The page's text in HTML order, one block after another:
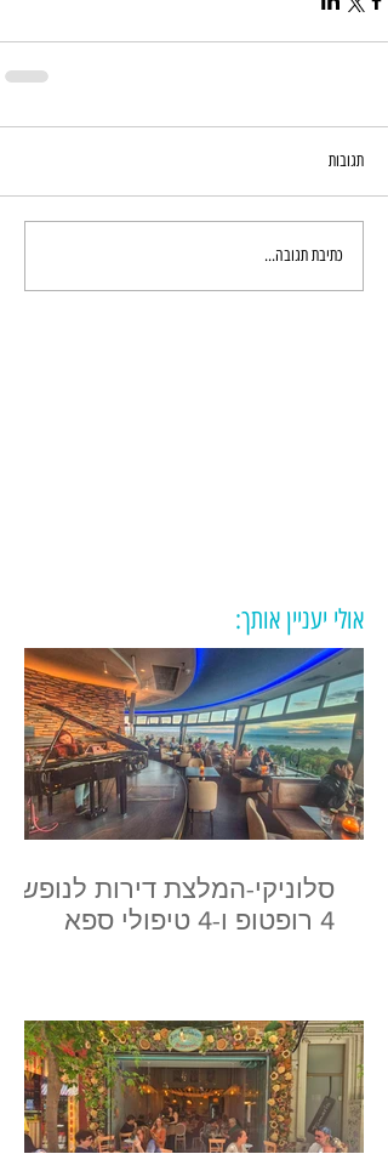
תגובות
כתיבת תגובה...
אולי יעניין אותך:
סלוניקי-המלצת דירות לנופש,
4 רופטופ ו-4 טיפולי ספא